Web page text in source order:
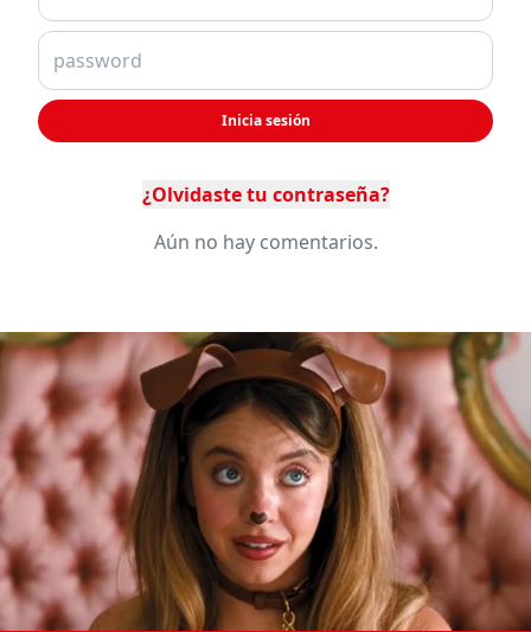
Inicia sesión
¿Olvidaste tu contraseña?
Aún no hay comentarios.